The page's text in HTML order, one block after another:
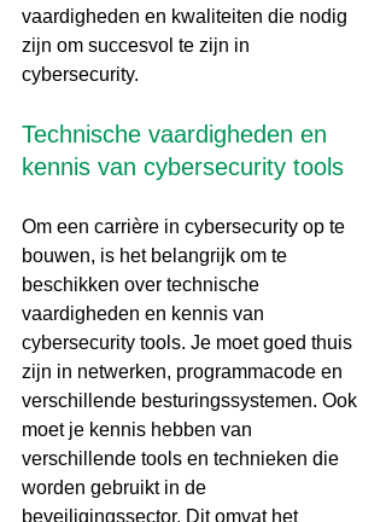
vaardigheden en kwaliteiten die nodig
zijn om succesvol te zijn in
cybersecurity.
Technische vaardigheden en
kennis van cybersecurity tools
Om een ​​carrière in cybersecurity op te
bouwen, is het belangrijk om te
beschikken over technische
vaardigheden en kennis van
cybersecurity tools. Je moet goed thuis
zijn in netwerken, programmacode en
verschillende besturingssystemen. Ook
moet je kennis hebben van
verschillende tools en technieken die
worden gebruikt in de
beveiligingssector. Dit omvat het